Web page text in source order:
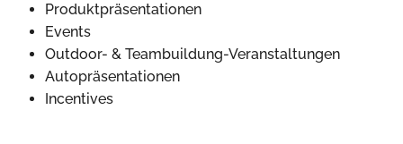
Produktpräsentationen
Events
Outdoor- & Teambuildung-Veranstaltungen
Autopräsentationen
Incentives